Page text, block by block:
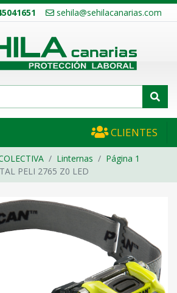
sehila@sehilacanarias.com
CLIENTES
Linternas
Página 1
PELI 2765 Z0 LED